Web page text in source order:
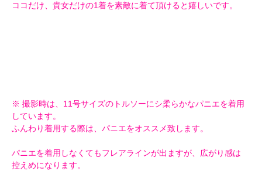
ココだけ、貴女だけの1着を素敵に着て頂けると嬉しいです。
※ 撮影時は、11号サイズのトルソーにシ柔らかなパニエを着用
しています。
ふんわり着用する際は、パニエをオススメ致します。
パニエを着用しなくてもフレアラインが出ますが、広がり感は
控えめになります。